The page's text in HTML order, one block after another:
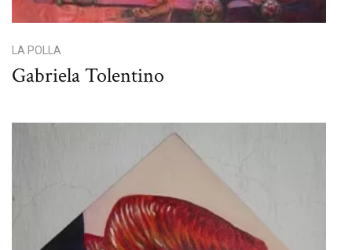
LA POLLA
Gabriela Tolentino